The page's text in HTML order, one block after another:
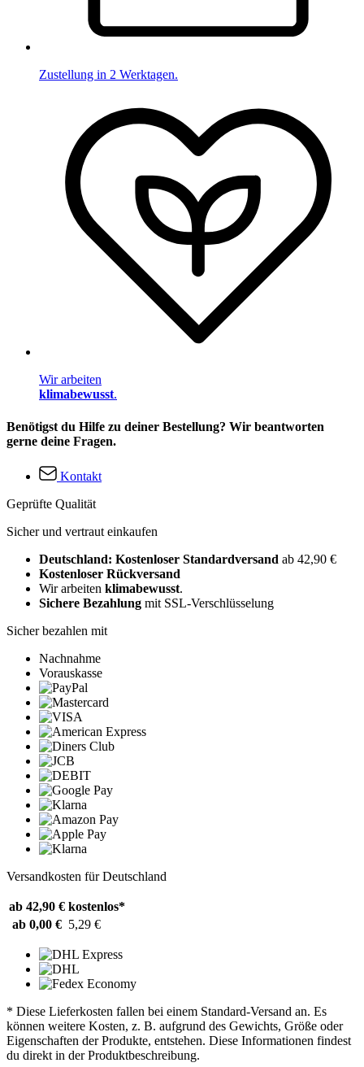
Zustellung in 2 Werktagen.
Wir arbeiten
klimabewusst.
Benötigst du Hilfe zu deiner Bestellung? Wir beantworten
gerne deine Fragen.
Kontakt
Geprüfte Qualität
Sicher und vertraut einkaufen
Deutschland: Kostenloser Standardversand ab 42,90 €
Kostenloser Rückversand
Wir arbeiten klimabewusst.
Sichere Bezahlung mit SSL-Verschlüsselung
Sicher bezahlen mit
Nachnahme
Vorauskasse
Versandkosten für Deutschland
ab 42,90 € kostenlos*
ab 0,00 € 5,29 €
* Diese Lieferkosten fallen bei einem Standard-Versand an. Es
können weitere Kosten, z. B. aufgrund des Gewichts, Größe oder
Eigenschaften der Produkte, entstehen. Diese Informationen findest
du direkt in der Produktbeschreibung.